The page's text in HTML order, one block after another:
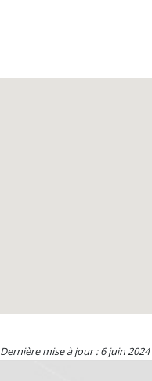
Dernière mise à jour : 6 juin 2024